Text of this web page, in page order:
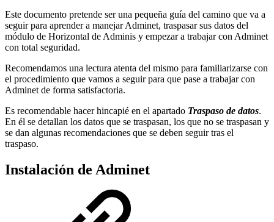
Este documento pretende ser una pequeña guía del camino que va a
seguir para aprender a manejar Adminet, traspasar sus datos del
módulo de Horizontal de Adminis y empezar a trabajar con Adminet
con total seguridad.
Recomendamos una lectura atenta del mismo para familiarizarse con
el procedimiento que vamos a seguir para que pase a trabajar con
Adminet de forma satisfactoria.
Es recomendable hacer hincapié en el apartado Traspaso de datos.
En él se detallan los datos que se traspasan, los que no se traspasan y
se dan algunas recomendaciones que se deben seguir tras el
traspaso.
Instalación de Adminet